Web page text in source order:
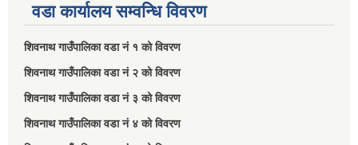
वडा कार्यालय सम्वन्धि विवरण
शिवनाथ गाउँपालिका वडा नं‌ १ को विवरण
शिवनाथ गाउँपालिका वडा नं‌ २ को विवरण
शिवनाथ गाउँपालिका वडा नं‌ ३ को विवरण
शिवनाथ गाउँपालिका वडा नं‌ ४ को विवरण